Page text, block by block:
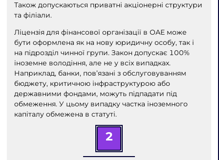
Також допускаються приватні акціонерні структури
та філіали.
Ліцензія для фінансової організації в ОАЕ може
бути оформлена як на нову юридичну особу, так і
на підрозділ чинної групи. Закон допускає 100%
іноземне володіння, але не у всіх випадках.
Наприклад, банки, пов’язані з обслуговуванням
бюджету, критичною інфраструктурою або
державними фондами, можуть підпадати під
обмеження. У цьому випадку частка іноземного
капіталу обмежена в статуті.
2